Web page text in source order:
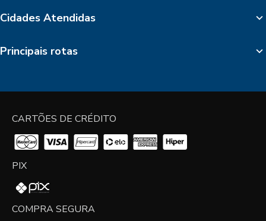
Cidades Atendidas
Principais rotas
CARTÕES DE CRÉDITO
PIX
COMPRA SEGURA